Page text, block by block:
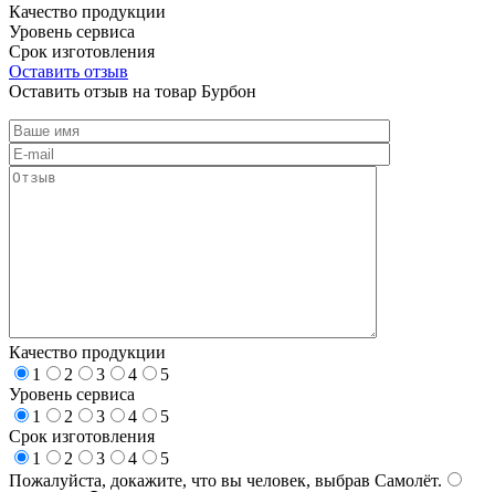
Качество продукции
Уровень сервиса
Срок изготовления
Оставить отзыв
Оставить отзыв на товар Бурбон
Качество продукции
1
2 3 4
5
Уровень сервиса
1
2 3 4
5
Срок изготовления
1
2 3 4
5
Пожалуйста, докажите, что вы человек, выбрав Самолёт.